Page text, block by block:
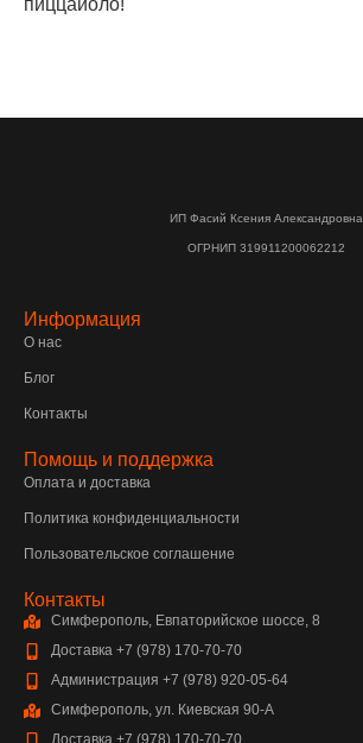
пиццайоло!
ИП Фасий Ксения Александровна
ОГРНИП 319911200062212
Информация
О нас
Блог
Контакты
Помощь и поддержка
Оплата и доставка
Политика конфиденциальности
Пользовательское соглашение
Контакты
Симферополь, Евпаторийское шоссе, 8
Доставка +7 (978) 170-70-70
Администрация +7 (978) 920-05-64
Симферополь, ул. Киевская 90-А
Доставка +7 (978) 170-70-70